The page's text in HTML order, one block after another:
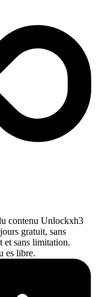
contenu Unlockxh3
gratuit, sans
et sans limitation.
es libre.